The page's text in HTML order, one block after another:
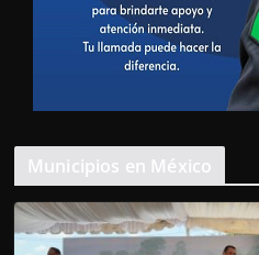
Municipios en México